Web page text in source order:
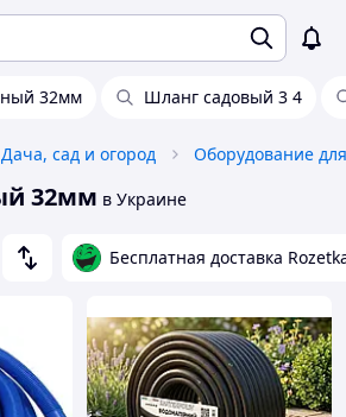
32мм Шланг садовый 3 4
Дача, сад и огород Оборудование
32мм в Украине
Бесплатная доставка